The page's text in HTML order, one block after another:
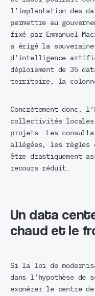
l’implantation des
permettre au
fixé par Emmanuel
a érigé la
d’intelligence
déploiement de 35
territoire, la
Concrètement donc,
collectivités
projets. Les
allégées, les règles
être drastiquement
recours réduit.
Un data
chaud et le
Si la loi de
dans l’hypothèse de
exonérer le centre de